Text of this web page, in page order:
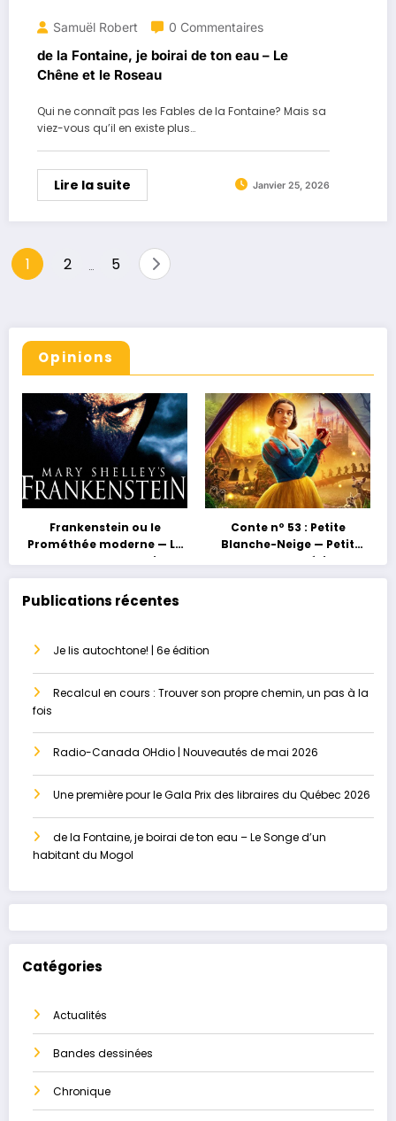
Samuël Robert 0 Commentaires
de la Fontaine, je boirai de ton eau – Le
Chêne et le Roseau
Qui ne connaît pas les Fables de la Fontaine? Mais sa
viez-vous qu’il en existe plus…
Lire la suite Janvier 25, 2026
Pagination
1 2 … 5
Opinions
Frankenstein ou le
Prométhée moderne — La
grossesse au masculin ou
le paradis perdu
Conte nº 53 : Petite
Blanche-Neige — Petit
conte, grand héritage
Publications récentes
Je lis autochtone! | 6e édition
Recalcul en cours : Trouver son propre chemin, un pas à la
fois
Radio-Canada OHdio | Nouveautés de mai 2026
Une première pour le Gala Prix des libraires du Québec 2026
de la Fontaine, je boirai de ton eau – Le Songe d’un
habitant du Mogol
Catégories
Actualités
Bandes dessinées
Chronique